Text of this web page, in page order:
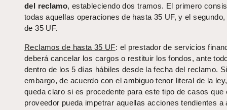
del reclamo, estableciendo dos tramos. El primero
todas aquellas operaciones de hasta 35 UF, y el
de 35 UF.
Reclamos de hasta 35 UF: el prestador de servicios
deberá cancelar los cargos o restituir los fondos, ante
dentro de los 5 días hábiles desde la fecha del reclamo.
embargo, de acuerdo con el ambiguo tenor literal de la
queda claro si es procedente para este tipo de casos que
proveedor pueda impetrar aquellas acciones tendientes a